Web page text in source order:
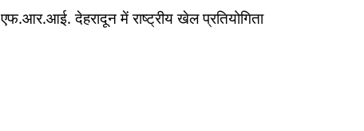
एफ.आर.आई. देहरादून में राष्ट्रीय खेल प्रतियोगिता